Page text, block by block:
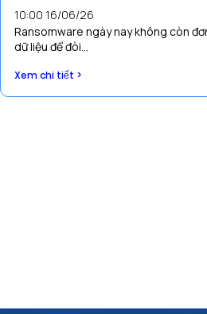
10:00 16/06/26
Ransomware ngày nay không còn
dữ liệu để đòi...
Xem chi tiết >